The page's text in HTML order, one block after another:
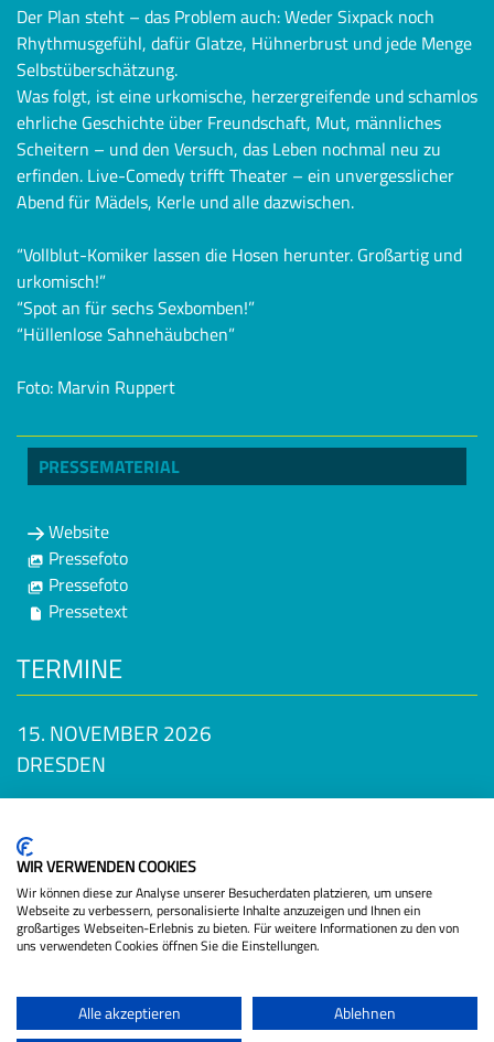
Der Plan steht – das Problem auch: Weder Sixpack noch
Rhythmusgefühl, dafür Glatze, Hühnerbrust und jede Menge
Selbstüberschätzung.
Was folgt, ist eine urkomische, herzergreifende und schamlos
ehrliche Geschichte über Freundschaft, Mut, männliches
Scheitern – und den Versuch, das Leben nochmal neu zu
erfinden. Live-Comedy trifft Theater – ein unvergesslicher
Abend für Mädels, Kerle und alle dazwischen.
“Vollblut-Komiker lassen die Hosen herunter. Großartig und
urkomisch!”
“Spot an für sechs Sexbomben!”
“Hüllenlose Sahnehäubchen”
Foto: Marvin Ruppert
PRESSEMATERIAL
Website
Pressefoto
Pressefoto
Pressetext
TERMINE
15. NOVEMBER 2026
DRESDEN
Startseite | Veranstaltungen | Datenschutz | Sicherheit | Kontakt |
WIR VERWENDEN COOKIES
Wir können diese zur Analyse unserer Besucherdaten platzieren, um unsere
Webseite zu verbessern, personalisierte Inhalte anzuzeigen und Ihnen ein
großartiges Webseiten-Erlebnis zu bieten. Für weitere Informationen zu den von
uns verwendeten Cookies öffnen Sie die Einstellungen.
Alle akzeptieren Ablehnen